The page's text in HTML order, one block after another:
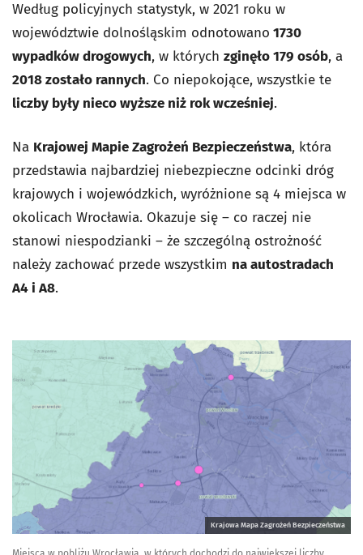
Według policyjnych statystyk, w 2021 roku w
województwie dolnośląskim odnotowano 1730
wypadków drogowych, w których zginęło 179 osób, a
2018 zostało rannych. Co niepokojące, wszystkie te
liczby były nieco wyższe niż rok wcześniej.
Na Krajowej Mapie Zagrożeń Bezpieczeństwa, która
przedstawia najbardziej niebezpieczne odcinki dróg
krajowych i wojewódzkich, wyróżnione są 4 miejsca w
okolicach Wrocławia. Okazuje się – co raczej nie
stanowi niespodzianki – że szczególną ostrożność
należy zachować przede wszystkim na autostradach
A4 i A8.
Krajowa Mapa Zagrożeń Bezpieczeństwa